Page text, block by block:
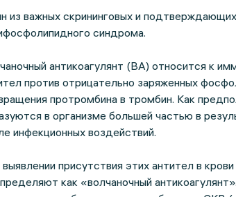
из важных скрининговых и
синдрома.
антикоагулянт (ВА) относится к
против отрицательно заряженных
протромбина в тромбин. Как
в организме большей частью в
инфекционных воздействий.
присутствия этих антител в
как «волчаночный